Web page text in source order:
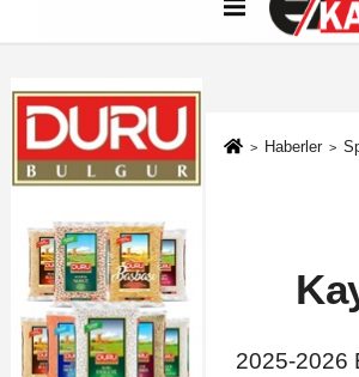
Künye İletişim
Haberler
2025-2026